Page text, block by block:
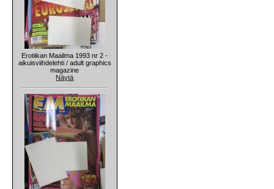
Erotiikan Maailma 1993 nr 2 -
aikuisviihdelehti / adult graphics
magazine
Näytä